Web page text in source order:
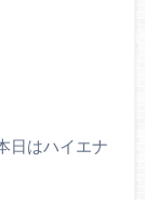
日はハイエナ